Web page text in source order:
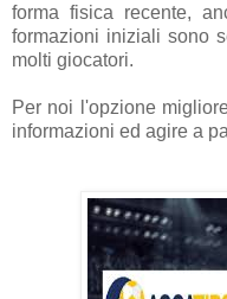
forma fisica recente,
formazioni iniziali sono
molti giocatori.
Per noi l'opzione
informazioni ed agire a